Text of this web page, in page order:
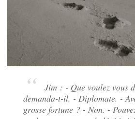
Jim: - Que voulez vous
demanda-t-il. - Diplomate. -
grosse fortune ? - Non. -